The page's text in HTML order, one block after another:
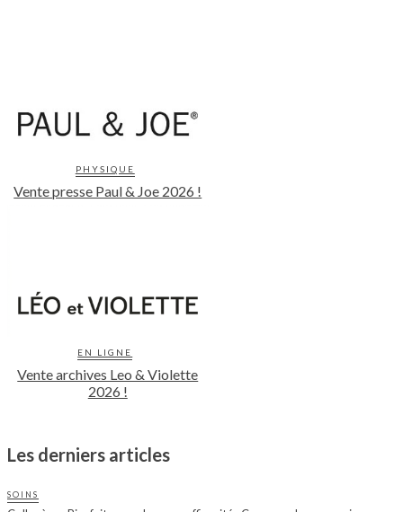
PHYSIQUE
Vente presse Paul & Joe 2026 !
EN LIGNE
Vente archives Leo & Violette
2026 !
Les derniers articles
SOINS